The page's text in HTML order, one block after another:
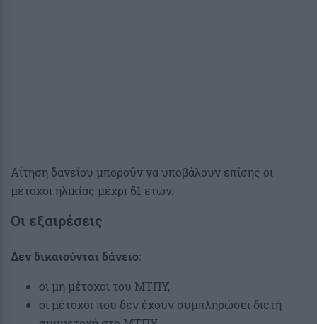
Αίτηση δανείου μπορούν να υποβάλουν επίσης οι
μέτοχοι ηλικίας μέχρι 61 ετών.
Οι εξαιρέσεις
Δεν δικαιούνται δάνειο:
οι μη μέτοχοι του ΜΤΠΥ,
οι μέτοχοι που δεν έχουν συμπληρώσει διετή